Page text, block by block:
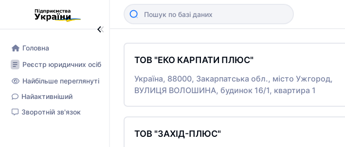
Головна
Реєстр юридичних осіб
Найбільше переглянуті
Найактивніший
Зворотній зв'язок
ТОВ "ЕКО КАРПАТИ ПЛЮС"
Україна, 88000, Закарпатська обл., місто Ужгород,
ВУЛИЦЯ ВОЛОШИНА, будинок 16/1, квартира 1
ТОВ "ЗАХІД-ПЛЮС"